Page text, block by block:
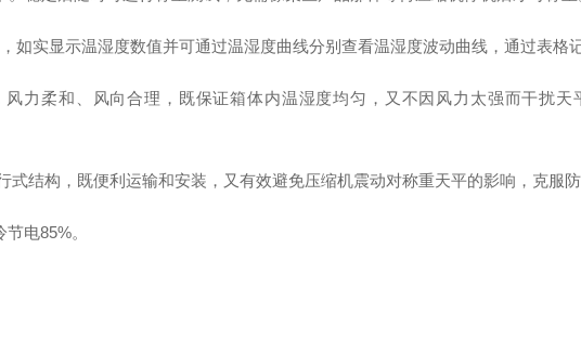
如实显示温湿度数值并可通过温湿度曲线分别查看温湿度波动曲线，通过表格
力柔和、风向合理，既保证箱体内温湿度均匀，又不因风力太强而干扰
式结构，既便利运输和安装，又有效避免压缩机震动对称重天平的影响，克服
电85%。